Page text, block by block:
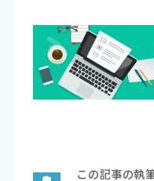
この記事の執